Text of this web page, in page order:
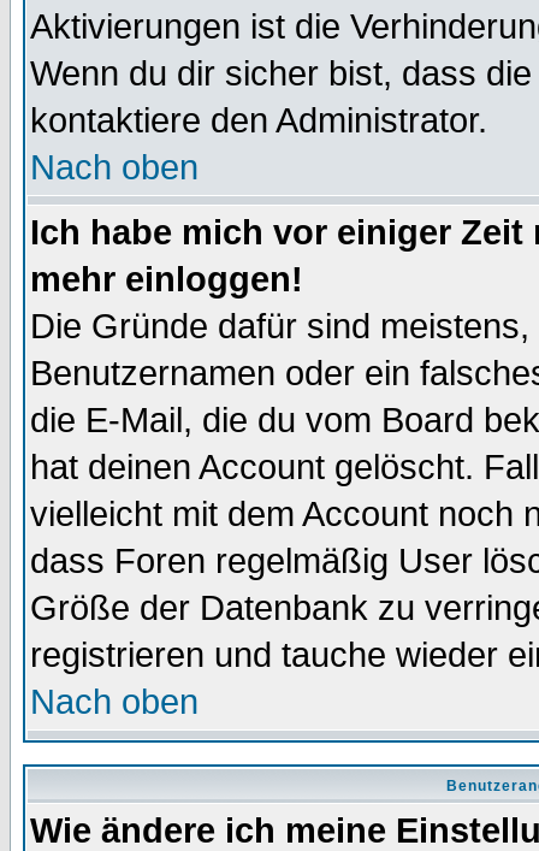
Aktivierungen ist die
Wenn du dir sicher bist, dass
kontaktiere den Administrator.
Nach oben
Ich habe mich vor einiger
mehr einloggen!
Die Gründe dafür sind
Benutzernamen oder ein
die E-Mail, die du vom Board
hat deinen Account gelöscht.
vielleicht mit dem Account noch
dass Foren regelmäßig User
Größe der Datenbank zu
registrieren und tauche wieder
Nach oben
Wie ändere ich meine